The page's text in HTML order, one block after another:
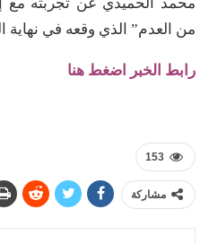
من العدم” الذي وقعه في نهاية
رابط الخبر اضغط هنا
153
مشاركة